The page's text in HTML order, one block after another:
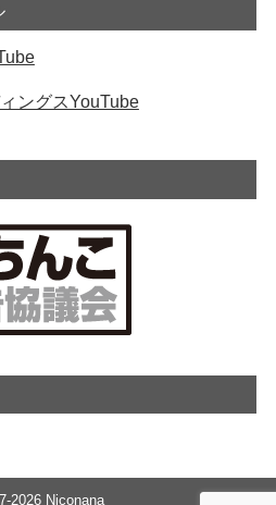
ングスYouTube
2026 Niconana